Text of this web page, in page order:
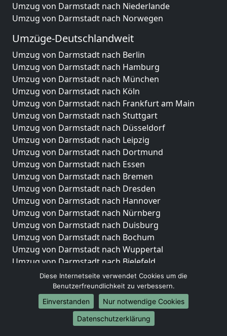
Umzug von Darmstadt nach Niederlande
Umzug von Darmstadt nach Norwegen
Umzüge-Deutschlandweit
Umzug von Darmstadt nach Berlin
Umzug von Darmstadt nach Hamburg
Umzug von Darmstadt nach München
Umzug von Darmstadt nach Köln
Umzug von Darmstadt nach Frankfurt am Main
Umzug von Darmstadt nach Stuttgart
Umzug von Darmstadt nach Düsseldorf
Umzug von Darmstadt nach Leipzig
Umzug von Darmstadt nach Dortmund
Umzug von Darmstadt nach Essen
Umzug von Darmstadt nach Bremen
Umzug von Darmstadt nach Dresden
Umzug von Darmstadt nach Hannover
Umzug von Darmstadt nach Nürnberg
Umzug von Darmstadt nach Duisburg
Umzug von Darmstadt nach Bochum
Umzug von Darmstadt nach Wuppertal
Umzug von Darmstadt nach Bielefeld
Umzug von Darmstadt nach Bonn
Umzug von Darmstadt nach Münster
Internationale-Umzüge
Umzug von Darmstadt nach Brasilien
Diese Internetseite verwendet Cookies um die
Benutzerfreundlichkeit zu verbessern.
Einverstanden
Nur notwendige Cookies
Datenschutzerklärung